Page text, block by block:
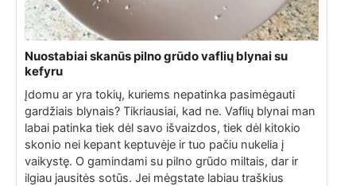
Nuostabiai skanūs pilno grūdo vaflių blynai su
kefyru
Įdomu ar yra tokių, kuriems nepatinka pasimėgauti
gardžiais blynais? Tikriausiai, kad ne. Vaflių blynai man
labai patinka tiek dėl savo išvaizdos, tiek dėl kitokio
skonio nei kepant keptuvėje ir tuo pačiu nukelia į
vaikystę. O gamindami su pilno grūdo miltais, dar ir
ilgiau jausitės sotūs. Jei mėgstate labiau traškius